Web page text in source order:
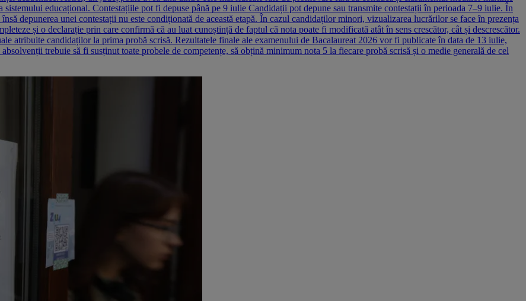
educațional. Contestațiile pot fi depuse până pe 9 iulie Candidații pot depune sau transmite contestații în perioada 7–9 iulie. În
depunerea unei contestații nu este condiționată de această etapă. În cazul candidaților minori, vizualizarea lucrărilor se face în prezența
și o declarație prin care confirmă că au luat cunoștință de faptul că nota poate fi modificată atât în sens crescător, cât și descrescător.
atribuite candidaților la prima probă scrisă. Rezultatele finale ale examenului de Bacalaureat 2026 vor fi publicate în data de 13 iulie,
trebuie să fi susținut toate probele de competențe, să obțină minimum nota 5 la fiecare probă scrisă și o medie generală de cel